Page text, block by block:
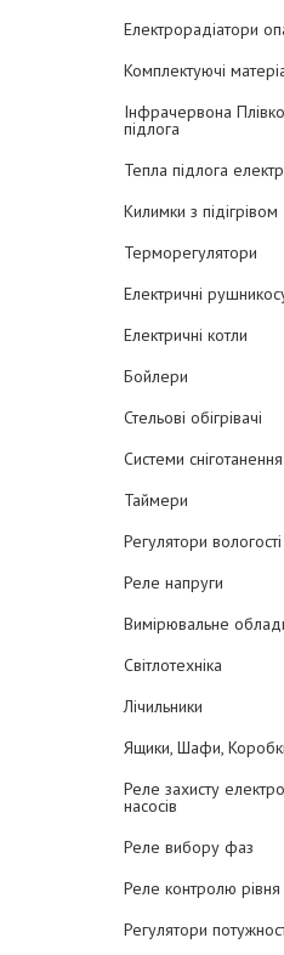
Електрорадіатори
Комплектуючі
Інфрачервона
підлога
Тепла підлога
Килимки з підігрівом
Терморегулятори
Електричні
Електричні котли
Бойлери
Стельові обігрівачі
Системи сніготанення
Таймери
Регулятори вологості
Реле напруги
Вимірювальне
Світлотехніка
Лічильники
Ящики, Шафи,
Реле захисту
насосів
Реле вибору фаз
Реле контролю рівня
Регулятори